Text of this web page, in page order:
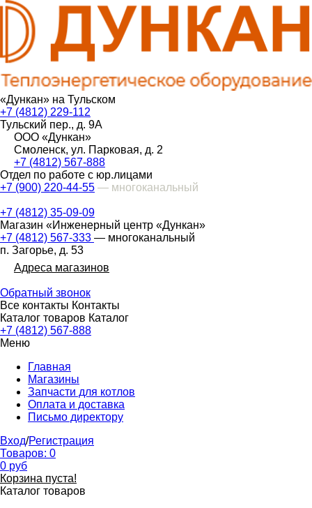
«Дункан» на Тульском
+7 (4812) 229-112
Тульский пер., д. 9А
ООО «Дункан»
Смоленск, ул. Парковая, д. 2
+7 (4812) 567-888
Отдел по работе с юр.лицами
+7 (900) 220-44-55 — многоканальный
+7 (4812) 35-09-09
Магазин «Инженерный центр «Дункан»
+7 (4812) 567-333 — многоканальный
п. Загорье, д. 53
Адреса магазинов
Обратный звонок
Все контакты Контакты
Каталог товаров Каталог
+7 (4812) 567-888
Меню
Главная
Магазины
Запчасти для котлов
Оплата и доставка
Письмо директору
Вход/Регистрация
Товаров: 0
0 руб
Корзина пуста!
Каталог товаров